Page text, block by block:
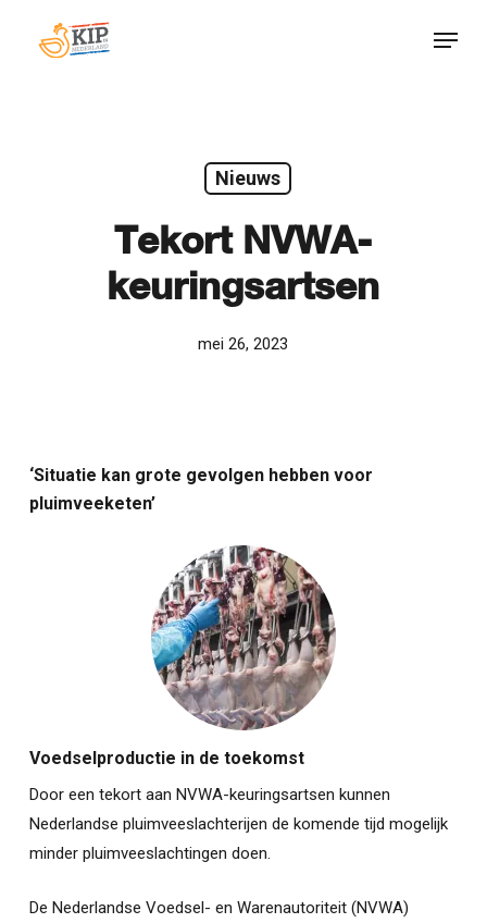
Menu
Nieuws
Tekort NVWA-
keuringsartsen
mei 26, 2023
‘Situatie kan grote gevolgen hebben voor
pluimveeketen’
Voedselproductie in de toekomst
Door een tekort aan NVWA-keuringsartsen kunnen
Nederlandse pluimveeslachterijen de komende tijd mogelijk
minder pluimveeslachtingen doen.
De Nederlandse Voedsel- en Warenautoriteit (NVWA)